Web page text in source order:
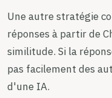
Une autre stratégie
réponses à partir de
similitude. Si la
pas facilement des
d'une IA.